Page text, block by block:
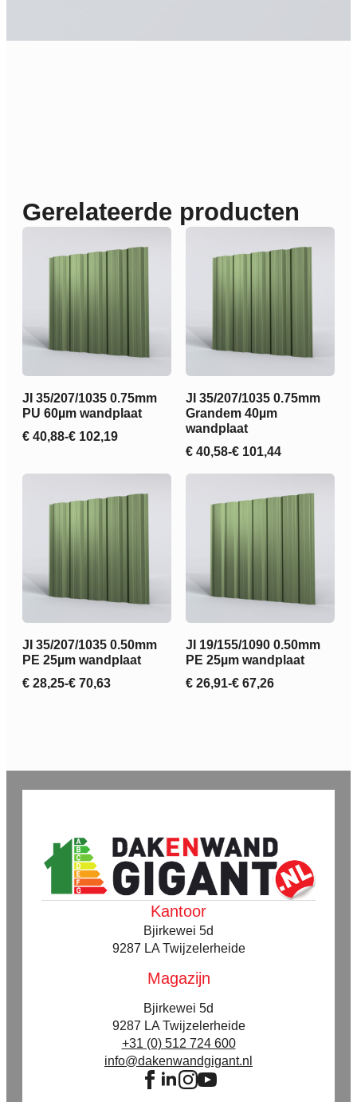
Gerelateerde producten
JI 35/207/1035 0.75mm
PU 60µm wandplaat
€ 40,88-€ 102,19
Prijsklasse:
tot
JI 35/207/1035 0.75mm
Grandem 40µm
wandplaat
€ 40,58-€ 101,44
Prijsklasse:
€ 40,58
€ 101,44
JI 35/207/1035 0.50mm
PE 25µm wandplaat
€ 28,25-€ 70,63
Prijsklasse:
JI 19/155/1090 0.50mm
PE 25µm wandplaat
€ 26,91-€ 67,26
Prijsklasse:
Kantoor
Bjirkewei 5d
9287 LA Twijzelerheide
Magazijn
Bjirkewei 5d
9287 LA Twijzelerheide
+31 (0) 512 724 600
info@dakenwandgigant.nl